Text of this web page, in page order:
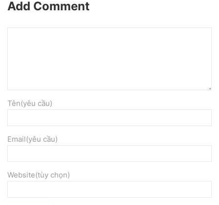
Add Comment
Tên(yêu cầu)
Email(yêu cầu)
Website(tùy chọn)